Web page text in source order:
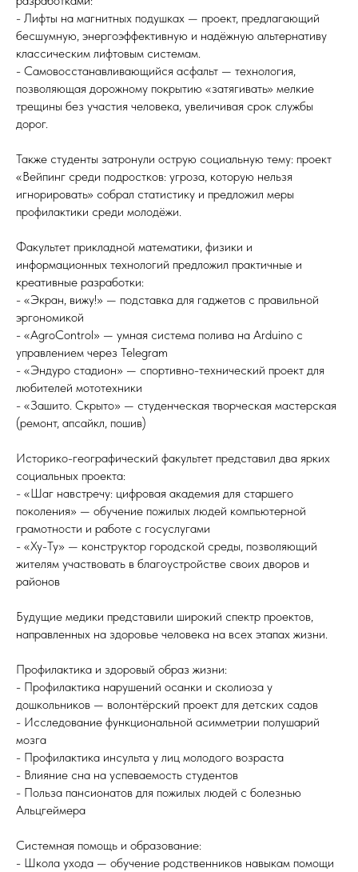
- Лифты на магнитных подушках — проект, предлагающий
бесшумную, энергоэффективную и надёжную альтернативу
классическим лифтовым системам.
- Самовосстанавливающийся асфальт — технология,
позволяющая дорожному покрытию «затягивать» мелкие
трещины без участия человека, увеличивая срок службы
дорог.
Также студенты затронули острую социальную тему: проект
«Вейпинг среди подростков: угроза, которую нельзя
игнорировать» собрал статистику и предложил меры
профилактики среди молодёжи.
Факультет прикладной математики, физики и
информационных технологий предложил практичные и
креативные разработки:
- «Экран, вижу!» — подставка для гаджетов с правильной
эргономикой
- «AgroControl» — умная система полива на Arduino с
управлением через Telegram
- «Эндуро стадион» — спортивно-технический проект для
любителей мототехники
- «Зашито. Скрыто» — студенческая творческая мастерская
(ремонт, апсайкл, пошив)
Историко-географический факультет представил два ярких
социальных проекта:
- «Шаг навстречу: цифровая академия для старшего
поколения» — обучение пожилых людей компьютерной
грамотности и работе с госуслугами
- «Ху-Ту» — конструктор городской среды, позволяющий
жителям участвовать в благоустройстве своих дворов и
районов
Будущие медики представили широкий спектр проектов,
направленных на здоровье человека на всех этапах жизни.
Профилактика и здоровый образ жизни:
- Профилактика нарушений осанки и сколиоза у
дошкольников — волонтёрский проект для детских садов
- Исследование функциональной асимметрии полушарий
мозга
- Профилактика инсульта у лиц молодого возраста
- Влияние сна на успеваемость студентов
- Польза пансионатов для пожилых людей с болезнью
Альцгеймера
Системная помощь и образование:
- Школа ухода — обучение родственников навыкам помощи